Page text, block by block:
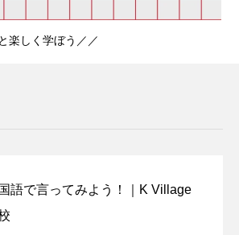
楽しく学ぼう／／
語で言ってみよう！｜K Village